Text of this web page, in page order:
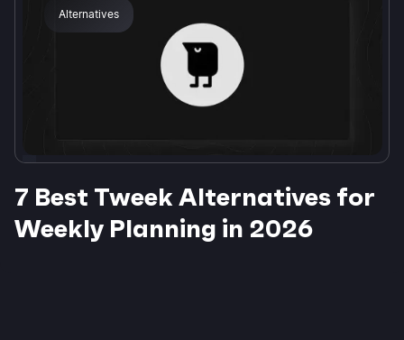
Alternatives
7 Best Tweek Alternatives for
Weekly Planning in 2026